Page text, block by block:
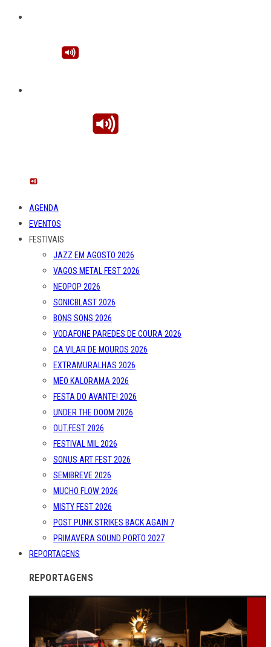
AGENDA
EVENTOS
FESTIVAIS
JAZZ EM AGOSTO 2026
VAGOS METAL FEST 2026
NEOPOP 2026
SONICBLAST 2026
BONS SONS 2026
VODAFONE PAREDES DE COURA 2026
CA VILAR DE MOUROS 2026
EXTRAMURALHAS 2026
MEO KALORAMA 2026
FESTA DO AVANTE! 2026
UNDER THE DOOM 2026
OUT.FEST 2026
FESTIVAL MIL 2026
SONUS ART FEST 2026
SEMIBREVE 2026
MUCHO FLOW 2026
MISTY FEST 2026
POST PUNK STRIKES BACK AGAIN 7
PRIMAVERA SOUND PORTO 2027
REPORTAGENS
REPORTAGENS